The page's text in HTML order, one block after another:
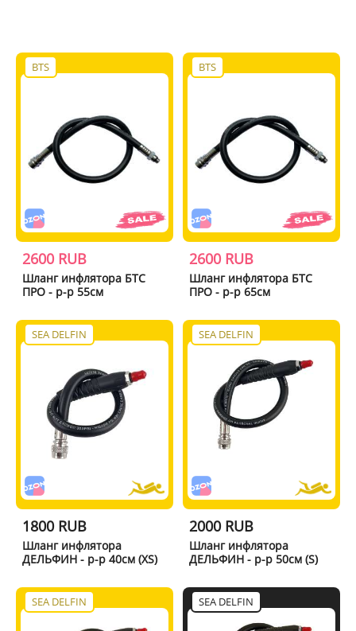
BTS
2600 RUB
Шланг инфлятора БТС
ПРО - р-р 55см
BTS
2600 RUB
Шланг инфлятора БТС
ПРО - р-р 65см
SEA DELFIN
1800 RUB
Шланг инфлятора
ДЕЛЬФИН - р-р 40см (XS)
SEA DELFIN
2000 RUB
Шланг инфлятора
ДЕЛЬФИН - р-р 50см (S)
SEA DELFIN SEA DELFIN